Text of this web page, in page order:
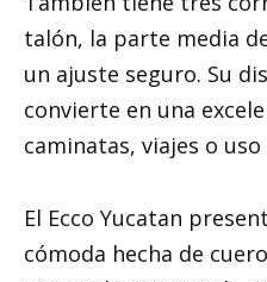
talón, la parte media
un ajuste seguro. Su
convierte en una
caminatas, viajes o
El Ecco Yucatan
cómoda hecha de